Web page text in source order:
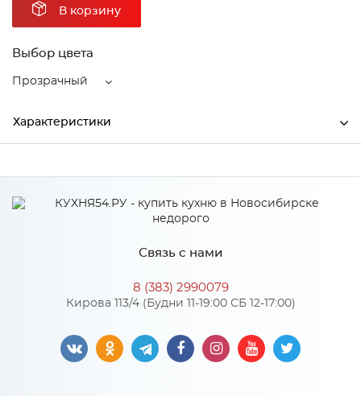
В корзину
Выбор цвета
Прозрачный
Характеристики
Цвет Прозрачный
Количество упаковок: 1
Связь с нами
8 (383) 2990079
Кирова 113/4 (Будни 11-19:00 СБ 12-17:00)